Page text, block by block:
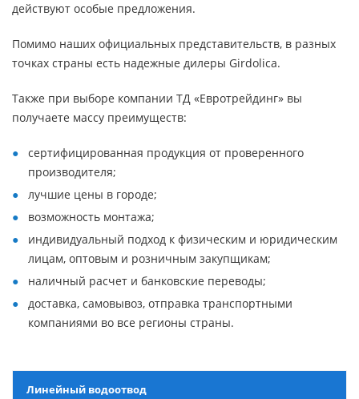
действуют особые предложения.
Помимо наших официальных представительств, в разных
точках страны есть надежные дилеры Girdolica.
Также при выборе компании ТД «Евротрейдинг» вы
получаете массу преимуществ:
сертифицированная продукция от проверенного
производителя;
лучшие цены в городе;
возможность монтажа;
индивидуальный подход к физическим и юридическим
лицам, оптовым и розничным закупщикам;
наличный расчет и банковские переводы;
доставка, самовывоз, отправка транспортными
компаниями во все регионы страны.
Линейный водоотвод